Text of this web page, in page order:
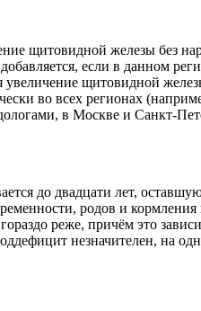
щитовидной железы без
если в данном
увеличение щитовидной
во всех регионах
в Москве и Санкт-
до двадцати лет,
родов и
реже, причём это
незначителен, на